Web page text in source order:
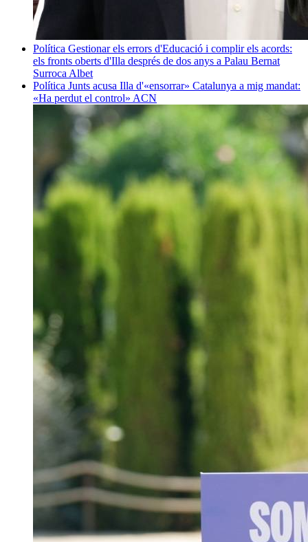
Política Gestionar els errors d'Educació i complir els acords:
els fronts oberts d'Illa després de dos anys a Palau Bernat
Surroca Albet
Política Junts acusa Illa d'«ensorrar» Catalunya a mig mandat:
«Ha perdut el control» ACN